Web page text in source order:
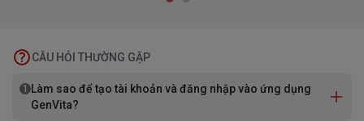
CÂU HỎI THƯỜNG GẶP
1
Làm sao để tạo tài khoản và đăng nhập vào ứng dụng
GenVita?